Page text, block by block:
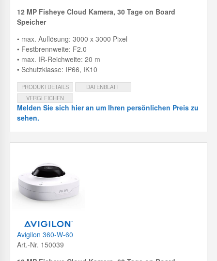
12 MP Fisheye Cloud Kamera, 30 Tage on Board
Speicher
• max. Auflösung: 3000 x 3000 Pixel
• Festbrennweite: F2.0
• max. IR-Reichweite: 20 m
• Schutzklasse: IP66, IK10
PRODUKTDETAILS
DATENBLATT
VERGLEICHEN
Melden Sie sich hier an um Ihren persönlichen Preis zu
sehen.
Avigilon 360-W-60
Art.-Nr. 150039